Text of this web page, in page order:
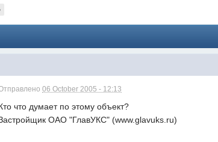
06 October 2005 - 12:13
что думает по этому объект?
ОАО "ГлавУКС" (www.glavuks.ru)